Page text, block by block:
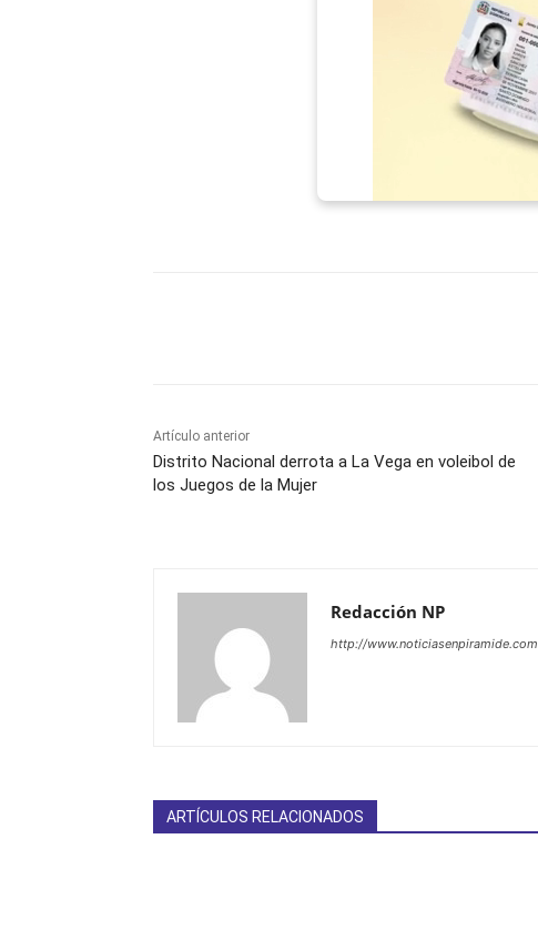
Artículo anterior
Distrito Nacional derrota a La Vega en voleibol de
los Juegos de la Mujer
Redacción NP
http://www.noticiasenpiramide.com
ARTÍCULOS RELACIONADOS